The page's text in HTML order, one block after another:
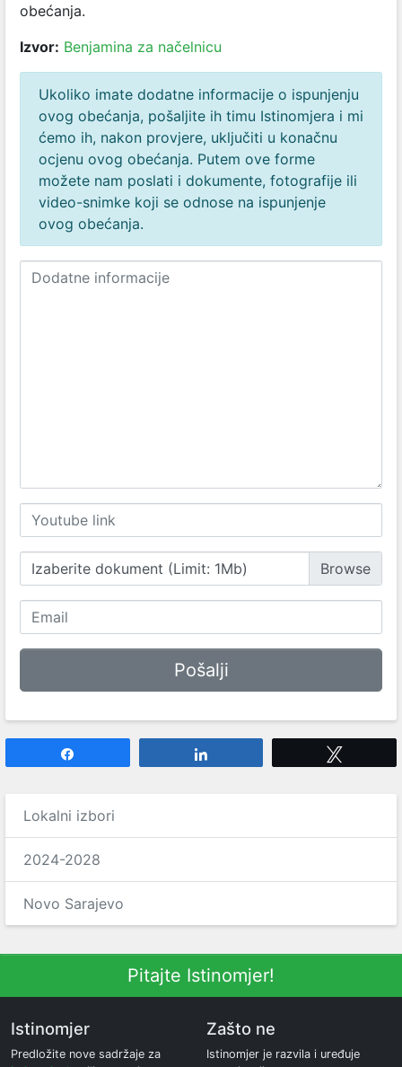
obećanja.
Izvor: Benjamina za načelnicu
Ukoliko imate dodatne informacije o ispunjenju
ovog obećanja, pošaljite ih timu Istinomjera i mi
ćemo ih, nakon provjere, uključiti u konačnu
ocjenu ovog obećanja. Putem ove forme
možete nam poslati i dokumente, fotografije ili
video-snimke koji se odnose na ispunjenje
ovog obećanja.
Izaberite dokument (Limit: 1Mb)
Lokalni izbori
2024-2028
Novo Sarajevo
Pitajte Istinomjer!
Istinomjer
Predložite nove sadržaje za
Zašto ne
Istinomjer je razvila i uređuje